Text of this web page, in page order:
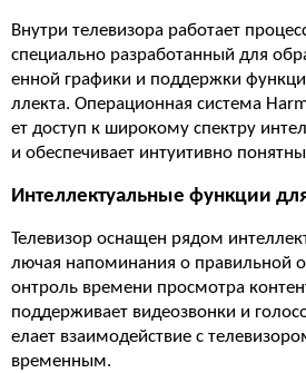
Внутри телевизора работает
специально разработанный для
енной графики и поддержки
ллекта. Операционная система
ет доступ к широкому спектру
и обеспечивает интуитивно
Интеллектуальные функции
Телевизор оснащен рядом
лючая напоминания о правильной
онтроль времени просмотра
поддерживает видеозвонки и
елает взаимодействие с
временным.